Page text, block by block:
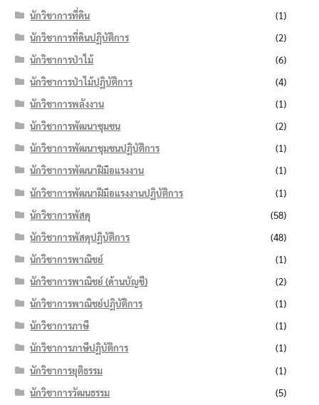
นักวิชาการที่ดิน
(1)
นักวิชาการที่ดินปฏิบัติการ
(2)
นักวิชาการป่าไม้
(6)
นักวิชาการป่าไม้ปฏิบัติการ
(4)
นักวิชาการพลังงาน
(1)
นักวิชาการพัฒนาชุมชน
(2)
นักวิชาการพัฒนาชุมชนปฏิบัติการ
(1)
นักวิชาการพัฒนาฝีมือแรงงาน
(1)
นักวิชาการพัฒนาฝีมือแรงงานปฏิบัติการ
(1)
นักวิชาการพัสดุ
(58)
นักวิชาการพัสดุปฏิบัติการ
(48)
นักวิชาการพาณิชย์
(1)
นักวิชาการพาณิชย์ (ด้านบัญชี)
(2)
นักวิชาการพาณิชย์ปฏิบัติการ
(1)
นักวิชาการภาษี
(1)
นักวิชาการภาษีปฏิบัติการ
(1)
นักวิชาการยุติธรรม
(1)
นักวิชาการวัฒนธรรม
(5)